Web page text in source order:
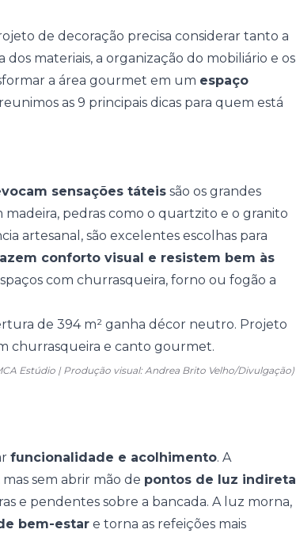
de decoração precisa considerar tanto a
materiais, a organização do mobiliário e os
a área gourmet em um espaço
as 9 principais dicas para quem está
sensações táteis são os grandes
pedras como o quartzito e o granito
artesanal, são excelentes escolhas para
conforto visual e resistem bem às
com churrasqueira, forno ou fogão a
Estúdio | Produção visual: Andrea Brito Velho/Divulgação)
funcionalidade e acolhimento. A
sem abrir mão de pontos de luz indireta
e pendentes sobre a bancada. A luz morna,
bem-estar e torna as refeições mais